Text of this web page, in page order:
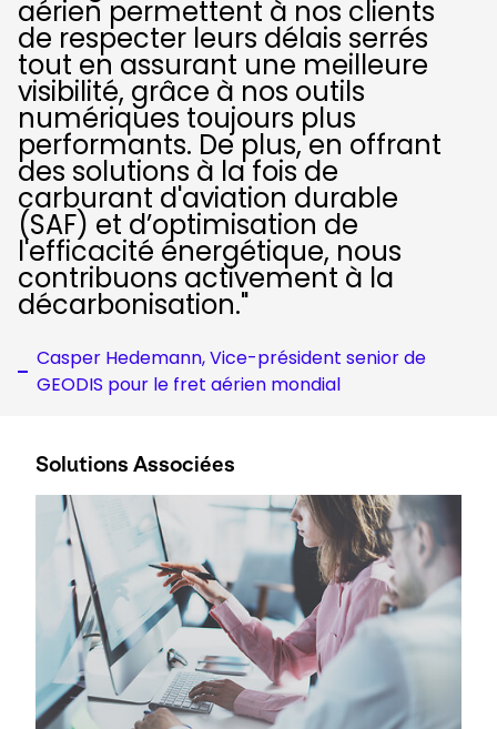
aérien permettent à nos clients
de respecter leurs délais serrés
tout en assurant une meilleure
visibilité, grâce à nos outils
numériques toujours plus
performants. De plus, en offrant
des solutions à la fois de
carburant d'aviation durable
(SAF) et d’optimisation de
l'efficacité énergétique, nous
contribuons activement à la
décarbonisation."
Casper Hedemann, Vice-président senior de
GEODIS pour le fret aérien mondial
Solutions Associées